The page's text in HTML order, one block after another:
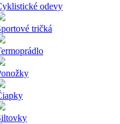
odevy
tričká